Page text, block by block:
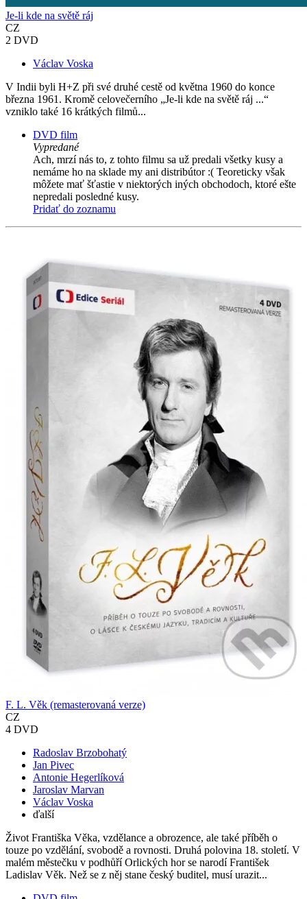
Je-li kde na světě ráj
CZ
2 DVD
Václav Voska
V Indii byli H+Z při své druhé cestě od května 1960 do konce
března 1961. Kromě celovečerního „Je-li kde na světě ráj ...“
vzniklo také 16 krátkých filmů...
DVD film
Vypredané
Ach, mrzí nás to, z tohto filmu sa už predali všetky kusy a
nemáme ho na sklade my ani distribútor :( Teoreticky však
môžete mať šťastie v niektorých iných obchodoch, ktoré ešte
nepredali posledné kusy.
Pridať do zoznamu
F. L. Věk (remasterovaná verze)
CZ
4 DVD
Radoslav Brzobohatý
Jan Pivec
Antonie Hegerlíková
Jaroslav Marvan
Václav Voska
ďalší
Život Františka Věka, vzdělance a obrozence, ale také příběh o
touze po vzdělání, svobodě a rovnosti. Druhá polovina 18. století. V
malém městečku v podhůří Orlických hor se narodí František
Ladislav Věk. Než se z něj stane český buditel, musí urazit...